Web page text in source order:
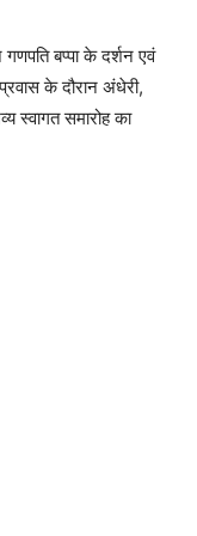
बप्पा के दर्शन एवं
के दौरान अंधेरी,
स्वागत समारोह का